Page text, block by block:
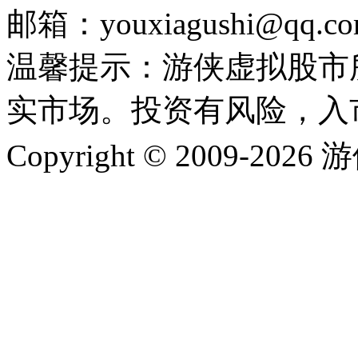
邮箱：
温馨提示：游侠虚拟股
实市场。投资有风险，
Copyright © 2009-2026